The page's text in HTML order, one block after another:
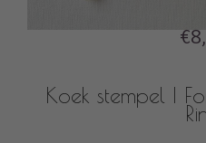
Koek stempel |